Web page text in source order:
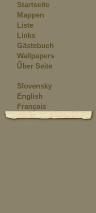
Startseite
Mappen
Liste
Links
Gästebuch
Wallpapers
Űber Seite
Slovensky
English
Français